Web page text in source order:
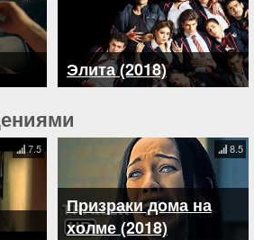
Элита (2018)
7.5
Призраки дома на
холме (2018)
8.5